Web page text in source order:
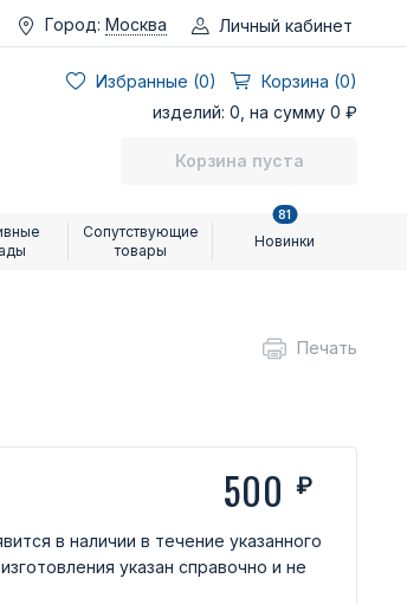
Город: Москва Личный кабинет
Избранные (0)
Корзина (0)
изделий: 0, на сумму 0 ₽
Корзина пуста
Сопутствующие
товары
Новинки
81
Печать
500 ₽
в наличии в течение указанного
указан справочно и не